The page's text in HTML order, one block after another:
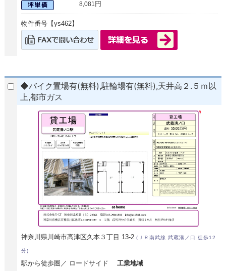
8,081 円
物件番号【ys462】
◆バイク置場有(無料),駐輪場有(無料),天井高２.５ｍ以
上,都市ガス
神奈川県川崎市高津区久本３丁目 13-2(ＪＲ南武線 武蔵溝ノ口 徒歩12
分)
駅から徒歩圏／ ロードサイド工業地域